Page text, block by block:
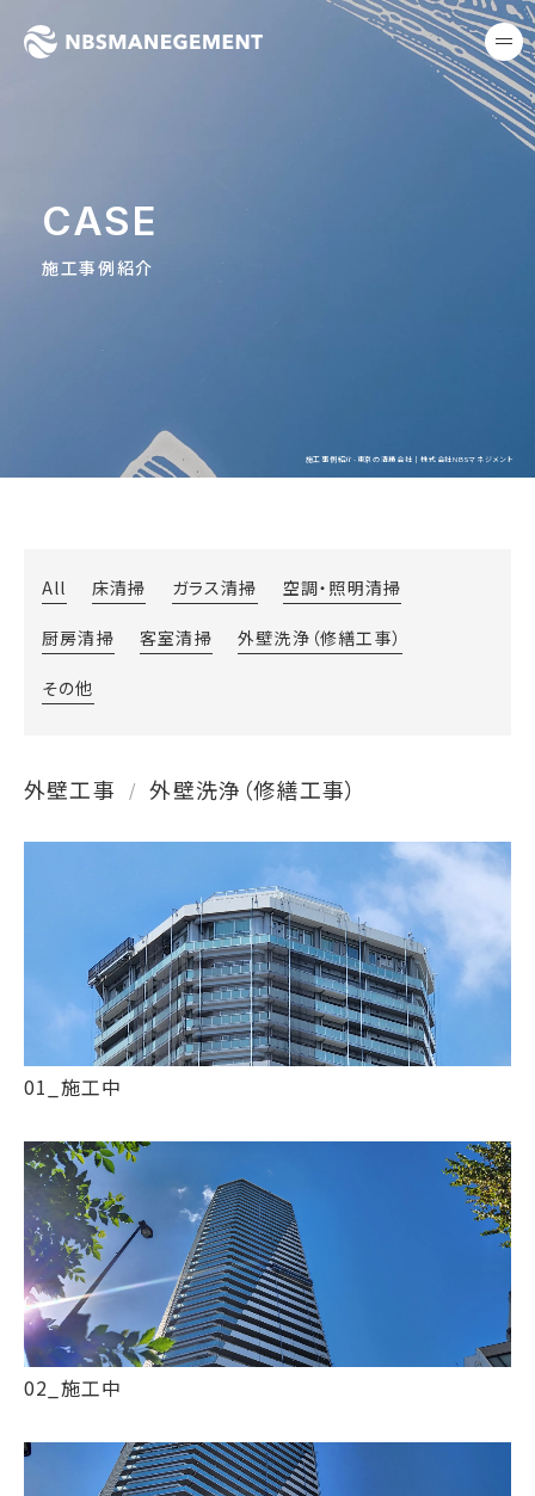
東京の清掃会社｜株式会社
施工事例紹介-東京の清掃会社｜株式会社NBSマネジメント
CASE
施工事例紹介
All 床清掃 ガラス清掃 空調・照明清掃
厨房清掃 客室清掃 外壁洗浄（修繕工事）
その他
外壁工事 / 外壁洗浄（修繕工事）
01_施工中
02_施工中